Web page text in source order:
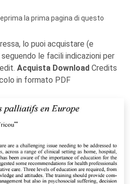
la prima pagina di questo
lo puoi acquistare (e
le facili indicazioni per
Acquista Download Credits
in formato PDF